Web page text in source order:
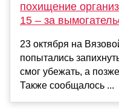
похищение
15 – за
23 октября на
попытались
смог убежать, а
Также сообщалось ...